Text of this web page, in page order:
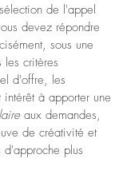
de l'appel
devez répondre
sous une
critères
d'offre, les
intérêt à apporter une
aux demandes,
de créativité et
plus